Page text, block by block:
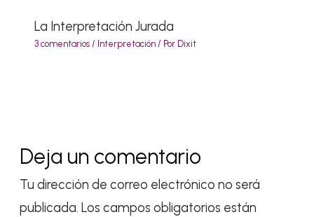
La Interpretación Jurada
3 comentarios / Interpretación/ Por Dixit
Deja un comentario
Tu dirección de correo electrónico no será
publicada. Los campos obligatorios están